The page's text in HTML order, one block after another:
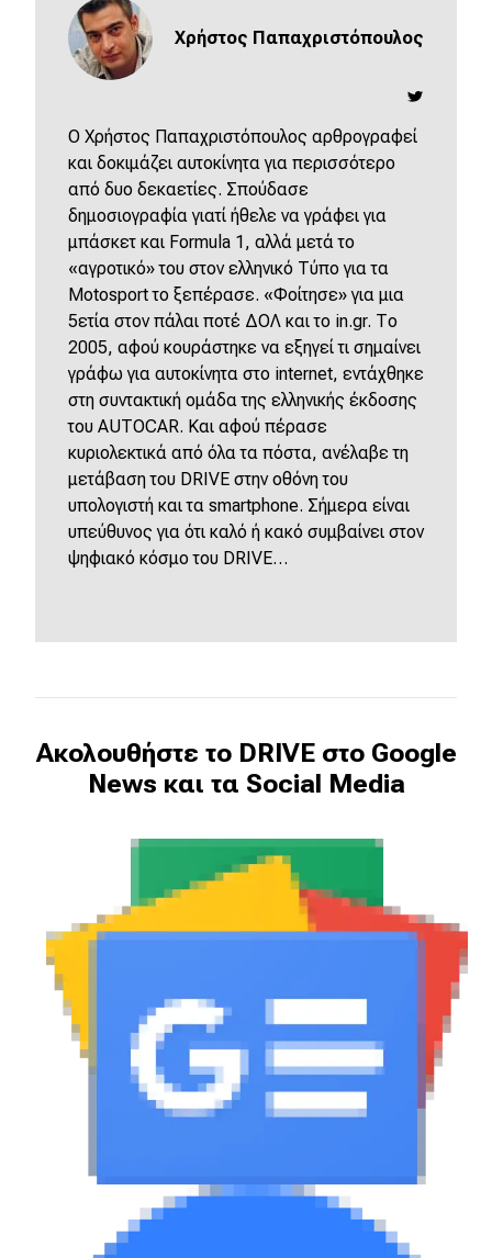
Χρήστος Παπαχριστόπουλος
O Χρήστος Παπαχριστόπουλος αρθρογραφεί
και δοκιμάζει αυτοκίνητα για περισσότερο
από δυο δεκαετίες. Σπούδασε
δημοσιογραφία γιατί ήθελε να γράφει για
μπάσκετ και Formula 1, αλλά μετά το
«αγροτικό» του στον ελληνικό Τύπο για τα
Motosport το ξεπέρασε. «Φοίτησε» για μια
5ετία στον πάλαι ποτέ ΔΟΛ και το in.gr. Το
2005, αφού κουράστηκε να εξηγεί τι σημαίνει
γράφω για αυτοκίνητα στο internet, εντάχθηκε
στη συντακτική ομάδα της ελληνικής έκδοσης
του AUTOCAR. Και αφού πέρασε
κυριολεκτικά από όλα τα πόστα, ανέλαβε τη
μετάβαση του DRIVE στην οθόνη του
υπολογιστή και τα smartphone. Σήμερα είναι
υπεύθυνος για ότι καλό ή κακό συμβαίνει στον
ψηφιακό κόσμο του DRIVE…
Ακολουθήστε το DRIVE στο Google
News και τα Social Media